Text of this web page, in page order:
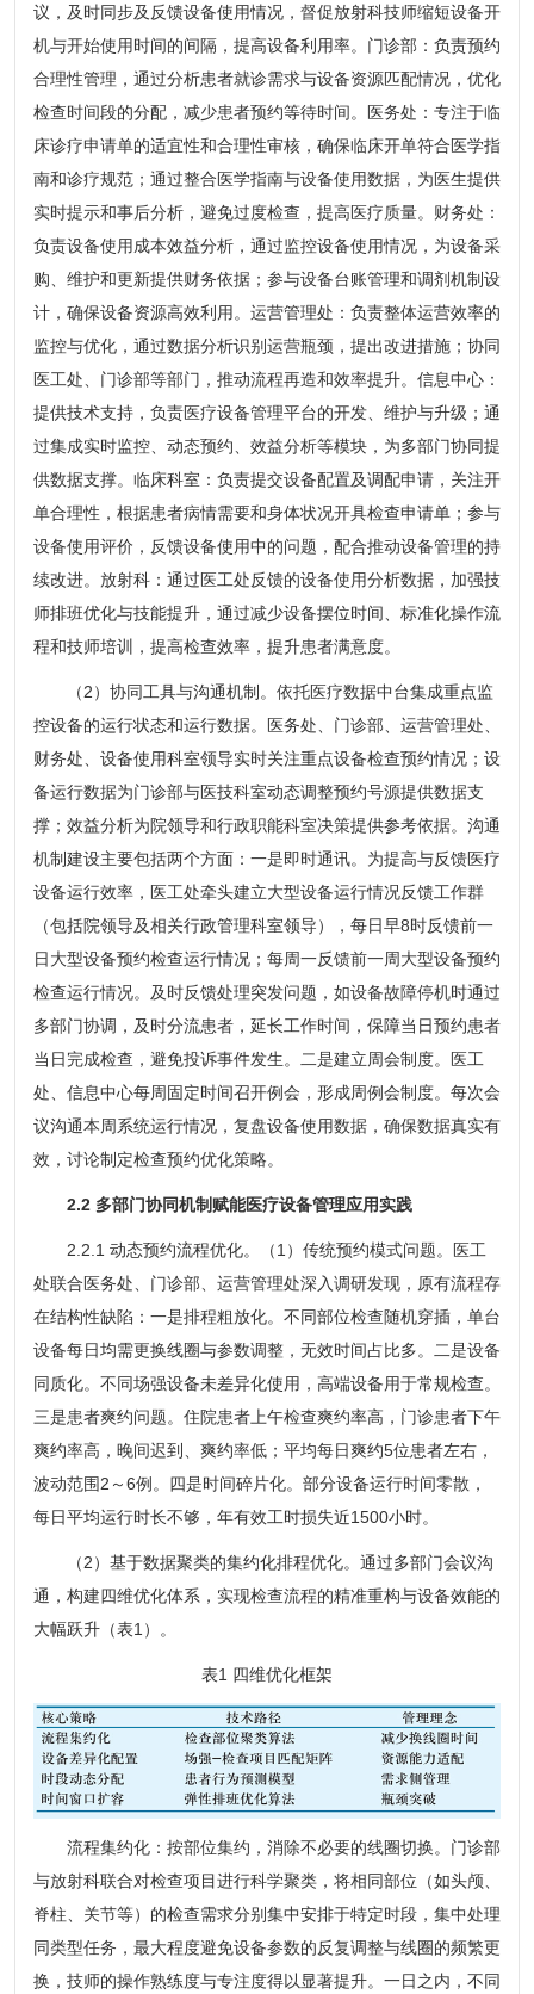
议，及时同步及反馈设备使用情况，督促放射科技师缩短设备开
机与开始使用时间的间隔，提高设备利用率。门诊部：负责预约
合理性管理，通过分析患者就诊需求与设备资源匹配情况，优化
检查时间段的分配，减少患者预约等待时间。医务处：专注于临
床诊疗申请单的适宜性和合理性审核，确保临床开单符合医学指
南和诊疗规范；通过整合医学指南与设备使用数据，为医生提供
实时提示和事后分析，避免过度检查，提高医疗质量。财务处：
负责设备使用成本效益分析，通过监控设备使用情况，为设备采
购、维护和更新提供财务依据；参与设备台账管理和调剂机制设
计，确保设备资源高效利用。运营管理处：负责整体运营效率的
监控与优化，通过数据分析识别运营瓶颈，提出改进措施；协同
医工处、门诊部等部门，推动流程再造和效率提升。信息中心：
提供技术支持，负责医疗设备管理平台的开发、维护与升级；通
过集成实时监控、动态预约、效益分析等模块，为多部门协同提
供数据支撑。临床科室：负责提交设备配置及调配申请，关注开
单合理性，根据患者病情需要和身体状况开具检查申请单；参与
设备使用评价，反馈设备使用中的问题，配合推动设备管理的持
续改进。放射科：通过医工处反馈的设备使用分析数据，加强技
师排班优化与技能提升，通过减少设备摆位时间、标准化操作流
程和技师培训，提高检查效率，提升患者满意度。
（2）协同工具与沟通机制。依托医疗数据中台集成重点监
控设备的运行状态和运行数据。医务处、门诊部、运营管理处、
财务处、设备使用科室领导实时关注重点设备检查预约情况；设
备运行数据为门诊部与医技科室动态调整预约号源提供数据支
撑；效益分析为院领导和行政职能科室决策提供参考依据。沟通
机制建设主要包括两个方面：一是即时通讯。为提高与反馈医疗
设备运行效率，医工处牵头建立大型设备运行情况反馈工作群
（包括院领导及相关行政管理科室领导），每日早8时反馈前一
日大型设备预约检查运行情况；每周一反馈前一周大型设备预约
检查运行情况。及时反馈处理突发问题，如设备故障停机时通过
多部门协调，及时分流患者，延长工作时间，保障当日预约患者
当日完成检查，避免投诉事件发生。二是建立周会制度。医工
处、信息中心每周固定时间召开例会，形成周例会制度。每次会
议沟通本周系统运行情况，复盘设备使用数据，确保数据真实有
效，讨论制定检查预约优化策略。
2.2 多部门协同机制赋能医疗设备管理应用实践
2.2.1 动态预约流程优化。（1）传统预约模式问题。医工
处联合医务处、门诊部、运营管理处深入调研发现，原有流程存
在结构性缺陷：一是排程粗放化。不同部位检查随机穿插，单台
设备每日均需更换线圈与参数调整，无效时间占比多。二是设备
同质化。不同场强设备未差异化使用，高端设备用于常规检查。
三是患者爽约问题。住院患者上午检查爽约率高，门诊患者下午
爽约率高，晚间迟到、爽约率低；平均每日爽约5位患者左右，
波动范围2～6例。四是时间碎片化。部分设备运行时间零散，
每日平均运行时长不够，年有效工时损失近1500小时。
（2）基于数据聚类的集约化排程优化。通过多部门会议沟
通，构建四维优化体系，实现检查流程的精准重构与设备效能的
大幅跃升（表1）。
表1 四维优化框架
流程集约化：按部位集约，消除不必要的线圈切换。门诊部
与放射科联合对检查项目进行科学聚类，将相同部位（如头颅、
脊柱、关节等）的检查需求分别集中安排于特定时段，集中处理
同类型任务，最大程度避免设备参数的反复调整与线圈的频繁更
换，技师的操作熟练度与专注度得以显著提升。一日之内，不同